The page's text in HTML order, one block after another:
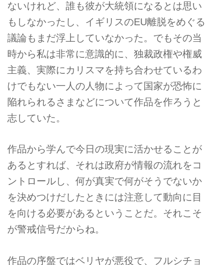
ないけれど、誰も彼が大統領になるとは思い
もしなかったし、イギリスのEU離脱をめぐる
議論もまだ浮上していなかった。でもその当
時から私は非常に意識的に、独裁政権や権威
主義、実際にカリスマを持ち合わせているわ
けでもない一人の人物によって国家が恐怖に
陥れられるさまなどについて作品を作ろうと
志していた。
作品から学んで今日の現実に活かせることが
あるとすれば、それは政府が情報の流れをコ
ントロールし、何が真実で何がそうでないか
を決めつけだしたときには注意して動向に目
を向ける必要があるということだ。それこそ
が警戒信号だからね。
作品の序盤ではベリヤが悪役で、フルシチョ